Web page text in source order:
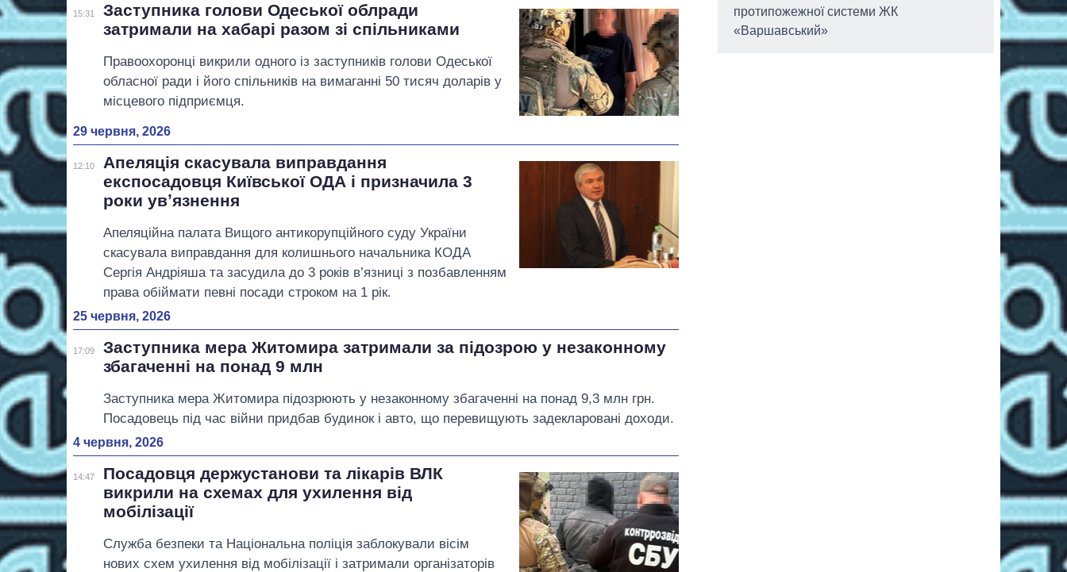
15:31
Заступника голови Одеської облради
затримали на хабарі разом зі спільниками
Правоохоронці викрили одного із заступників голови Одеської
обласної ради і його спільників на вимаганні 50 тисяч доларів у
місцевого підприємця.
29 червня, 2026
12:10
Апеляція скасувала виправдання
експосадовця Київської ОДА і призначила 3
роки увʼязнення
Апеляційна палата Вищого антикорупційного суду України
скасувала виправдання для колишнього начальника КОДА
Сергія Андріяша та засудила до 3 років в’язниці з позбавленням
права обіймати певні посади строком на 1 рік.
25 червня, 2026
17:09
Заступника мера Житомира затримали за підозрою у незаконному
збагаченні на понад 9 млн
Заступника мера Житомира підозрюють у незаконному збагаченні на понад 9,3 млн грн.
Посадовець під час війни придбав будинок і авто, що перевищують задекларовані доходи.
4 червня, 2026
14:47
Посадовця держустанови та лікарів ВЛК
викрили на схемах для ухилення від
мобілізації
Служба безпеки та Національна поліція заблокували вісім
нових схем ухилення від мобілізації і затримали організаторів
протипожежної системи ЖК
«Варшавський»